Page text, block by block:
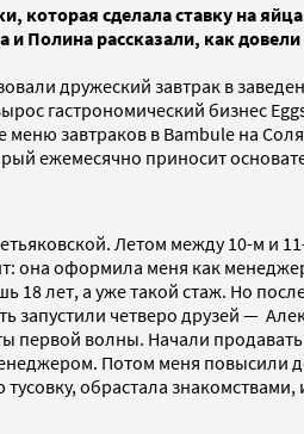
сделала ставку на
Полина рассказали, как
дружеский завтрак в
гастрономический бизнес
завтраков в Bambule на
ежемесячно приносит
Летом между 10-м и
она оформила меня как
18 лет, а уже такой стаж. Но
запустили четверо друзей —
волны. Начали
Потом меня повысили
обрастала знакомствами,